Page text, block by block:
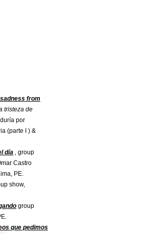
from
tristeza de
por
(parte I ) &
día , group
Castro
PE.
show,
group
que pedimos